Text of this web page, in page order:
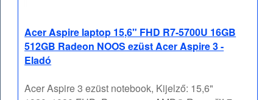
Acer Aspire laptop 15,6" FHD R7-5700U 16GB
512GB Radeon NOOS ezüst Acer Aspire 3 -
Eladó
Acer Aspire 3 ezüst notebook, Kijelző: 15,6"